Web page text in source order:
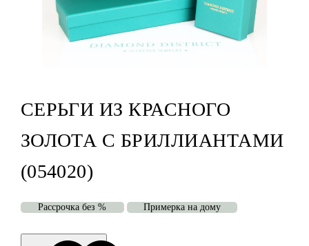
СЕРЬГИ ИЗ КРАСНОГО
ЗОЛОТА С БРИЛЛИАНТАМИ
(054020)
Рассрочка без % Примерка на дому